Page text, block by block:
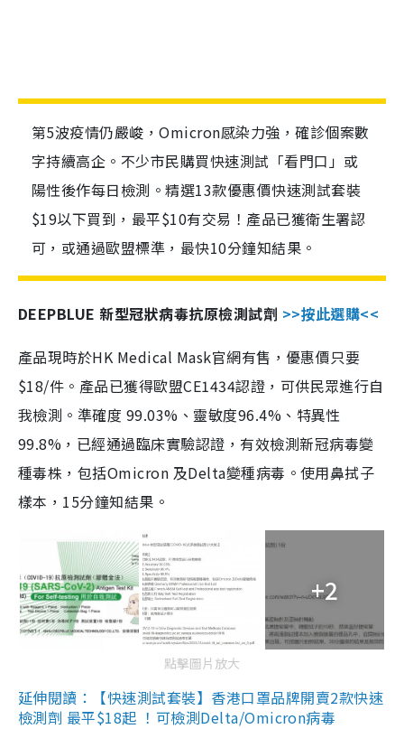
第5波疫情仍嚴峻，Omicron感染力強，確診個案數
字持續高企。不少市民購買快速測試「看門口」或
陽性後作每日檢測。精選13款優惠價快速測試套裝
$19以下買到，最平$10有交易！產品已獲衛生署認
可，或通過歐盟標準，最快10分鐘知結果。
DEEPBLUE 新型冠狀病毒抗原檢測試劑 >>按此選購<<
產品現時於HK Medical Mask官網有售，優惠價只要
$18/件。產品已獲得歐盟CE1434認證，可供民眾進行自
我檢測。準確度 99.03%、靈敏度96.4%、特異性
99.8%，已經通過臨床實驗認證，有效檢測新冠病毒變
種毒株，包括Omicron 及Delta變種病毒。使用鼻拭子
樣本，15分鐘知結果。
+2
點擊圖片放大
延伸閱讀：【快速測試套裝】香港口罩品牌開賣2款快速
檢測劑 最平$18起 ！可檢測Delta/Omicron病毒